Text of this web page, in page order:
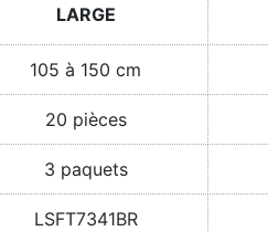
LARGE
105 à 150 cm
20 pièces
3 paquets
LSFT7341BR